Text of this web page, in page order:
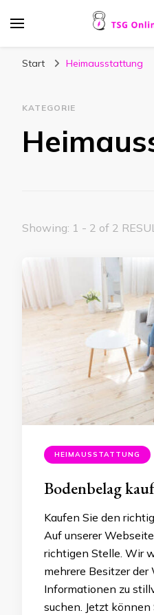
Start Heimausstattung
KATEGORIE
Showing: 1 - 2 of 2
HEIMAUSSTATTUNG
Bodenbelag
Kaufen Sie den
Auf unserer
richtigen Stelle. Wir
mehrere Besitzer der
Informationen zu
suchen. Jetzt